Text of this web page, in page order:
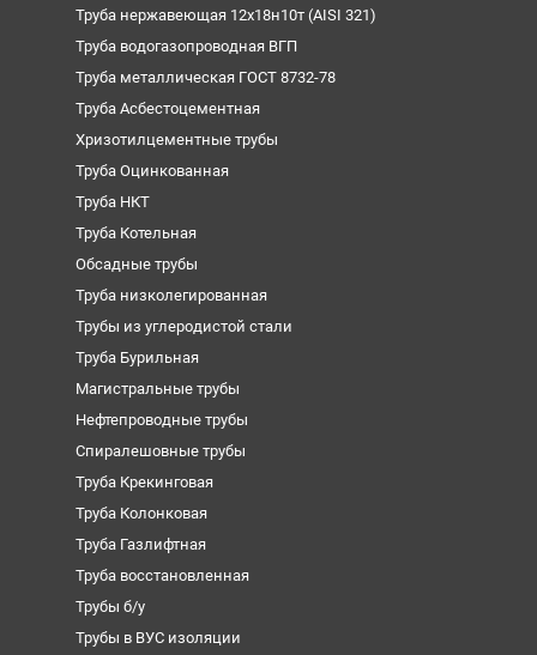
Труба нержавеющая 12х18н10т (AISI 321)
Труба водогазопроводная ВГП
Труба металлическая ГОСТ 8732-78
Труба Асбестоцементная
Хризотилцементные трубы
Труба Оцинкованная
Труба НКТ
Труба Котельная
Обсадные трубы
Труба низколегированная
Трубы из углеродистой стали
Труба Бурильная
Магистральные трубы
Нефтепроводные трубы
Спиралешовные трубы
Труба Крекинговая
Труба Колонковая
Труба Газлифтная
Труба восстановленная
Трубы б/у
Трубы в ВУС изоляции